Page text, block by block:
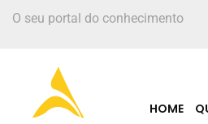
O seu portal do conhecimento
HOME